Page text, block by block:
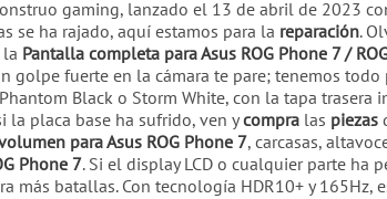
gaming, lanzado el 13 de abril de 2023
se ha rajado, aquí estamos para la reparación.
Pantalla completa para Asus ROG Phone 7 /
fuerte en la cámara te pare; tenemos
Black o Storm White, con la tapa trasera
la placa base ha sufrido, ven ycompra las piezas
para Asus ROG Phone 7, carcasas,
Phone 7. Si el display LCD o cualquier parte ha
más batallas. Con tecnología HDR10+ y 165Hz,